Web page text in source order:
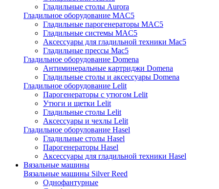
Гладильные столы Aurora
Гладильное оборудование MAC5
Гладильные парогенераторы MAC5
Гладильные системы MAC5
Аксессуары для гладильной техники Mac5
Гладильные прессы Mac5
Гладильное оборудование Domena
Антиминеральные картриджи Domena
Гладильные столы и аксессуары Domena
Гладильное оборудование Lelit
Парогенераторы с утюгом Lelit
Утюги и щетки Lelit
Гладильные столы Lelit
Аксессуары и чехлы Lelit
Гладильное оборулование Hasel
Гладильные столы Hasel
Парогенераторы Hasel
Аксессуары для гладильной техники Hasel
Вязальные машины
Вязальные машины Silver Reed
Однофантурные